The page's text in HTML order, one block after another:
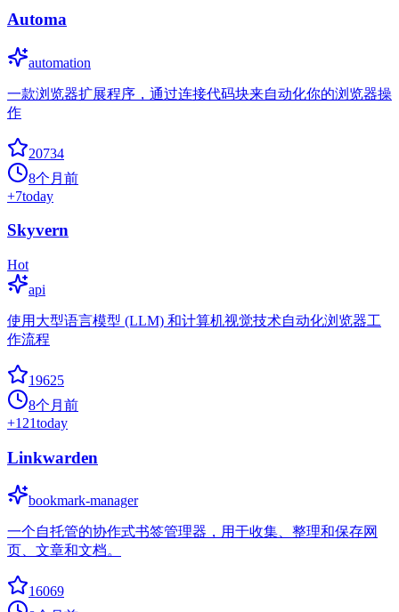
Automa
automation
一款浏览器扩展程序，通过连接代码块来自动化你的浏览器操
作
20734
8个月前
+7today
Skyvern
Hot
api
使用大型语言模型 (LLM) 和计算机视觉技术自动化浏览器工
作流程
19625
8个月前
+121today
Linkwarden
bookmark-manager
一个自托管的协作式书签管理器，用于收集、整理和保存网
页、文章和文档。
16069